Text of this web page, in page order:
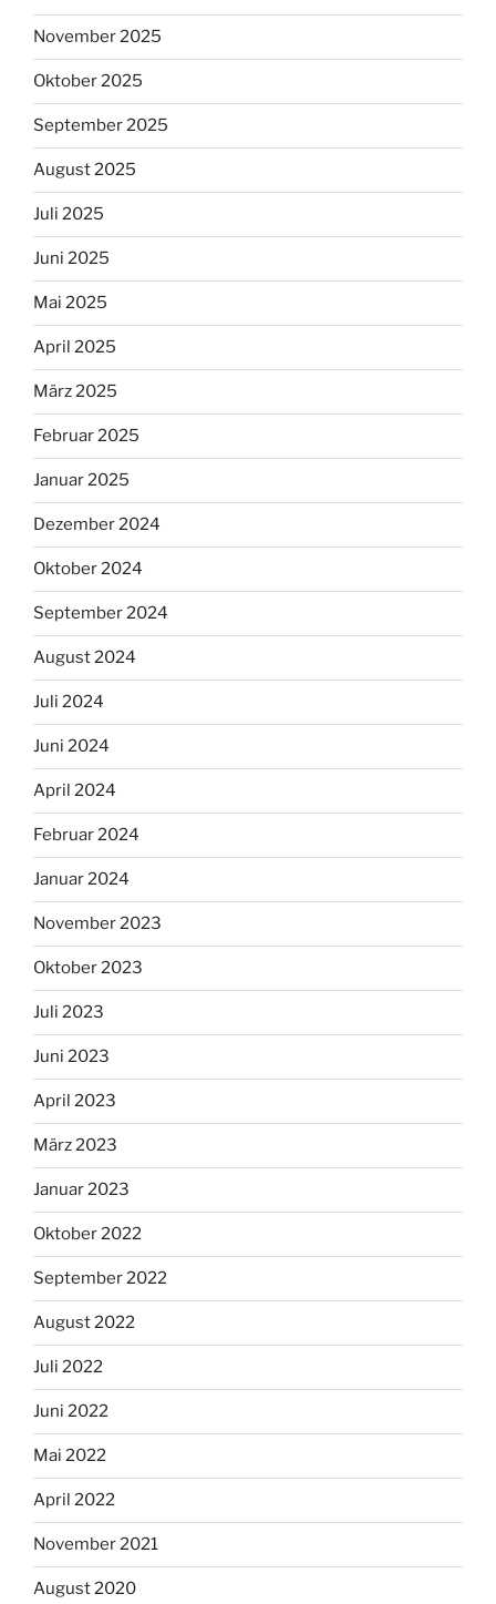
November 2025
Oktober 2025
September 2025
August 2025
Juli 2025
Juni 2025
Mai 2025
April 2025
März 2025
Februar 2025
Januar 2025
Dezember 2024
Oktober 2024
September 2024
August 2024
Juli 2024
Juni 2024
April 2024
Februar 2024
Januar 2024
November 2023
Oktober 2023
Juli 2023
Juni 2023
April 2023
März 2023
Januar 2023
Oktober 2022
September 2022
August 2022
Juli 2022
Juni 2022
Mai 2022
April 2022
November 2021
August 2020